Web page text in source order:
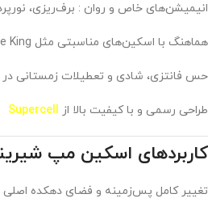
انیمیشن‌های خاص و روان : برف‌ریزی،
هماهنگ با اسکین‌های مناسبتی مثل Ice King یا Jolly Queen
حس فانتزی، شادی و تعطیلات زمستانی
طراحی رسمی و با کیفیت بالا از Supercell
کاربردهای اسکین مپ
تغییر کامل پس‌زمینه و فضای دهکده اصلی